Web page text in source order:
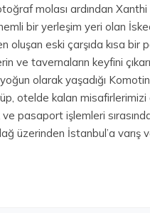
molası ardından Xanthi
bir yerleşim yeri olan
oluşan eski çarşıda kısa bir
ve tavernaların keyfini
olarak yaşadığı
otelde kalan misafirlerimizi
pasaport işlemleri
üzerinden İstanbul’a varış